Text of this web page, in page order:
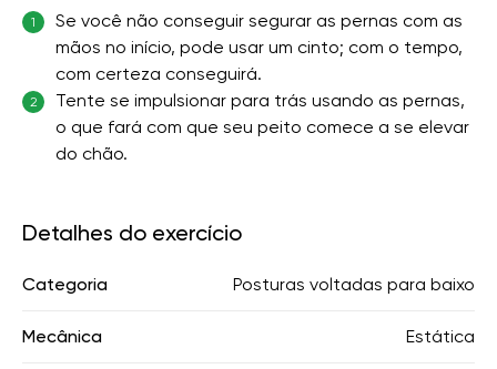
1
Se você não conseguir segurar as pernas com as
mãos no início, pode usar um cinto; com o tempo,
com certeza conseguirá.
2
Tente se impulsionar para trás usando as pernas,
o que fará com que seu peito comece a se elevar
do chão.
Detalhes do exercício
Categoria Posturas voltadas para baixo
Mecânica Estática